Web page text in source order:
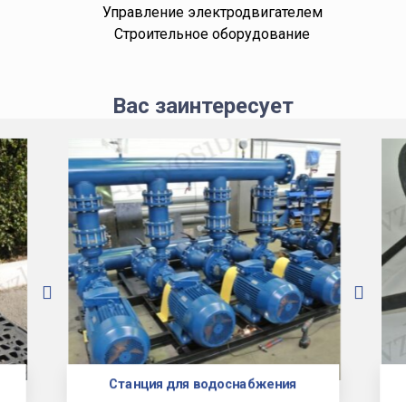
Управление электродвигателем
Строительное оборудование
Вас заинтересует
Станция для водоснабжения